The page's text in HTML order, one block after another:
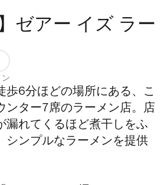
ゼアー イズ ラー
ン
歩6分ほどの場所にある、こ
ンター7席のラーメン店。店
漏れてくるほど煮干しをふ
シンプルなラーメンを提供